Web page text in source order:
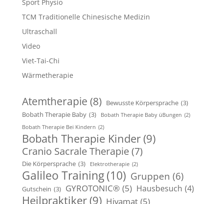
Sport Physio
TCM Traditionelle Chinesische Medizin
Ultraschall
Video
Viet-Tai-Chi
Wärmetherapie
Atemtherapie (8) Bewusste Körpersprache (3)
Bobath Therapie Baby (3) Bobath Therapie Baby üBungen (2)
Bobath Therapie Bei Kindern (2)
Bobath Therapie Kinder (9)
Cranio Sacrale Therapie(7)
Die Körpersprache (3) Elektrotherapie (2)
Galileo Training(10) Gruppen (6)
Gutschein (3) GYROTONIC® (5) Hausbesuch (4)
Heilpraktiker (9) Hivamat (5)